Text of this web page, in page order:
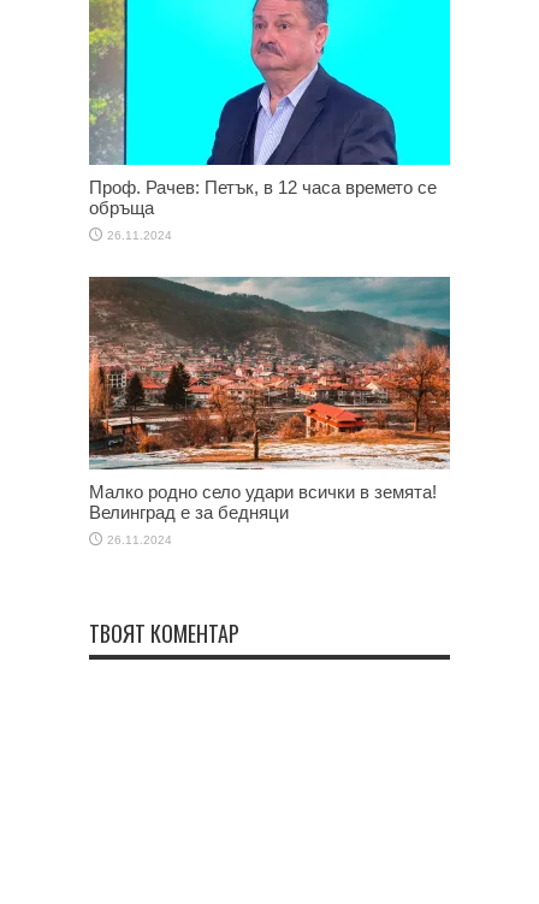
Проф. Рачев: Петък, в 12 часа времето се
обръща
26.11.2024
Малко родно село удари всички в земята!
Велинград е за бедняци
26.11.2024
ТВОЯТ КОМЕНТАР